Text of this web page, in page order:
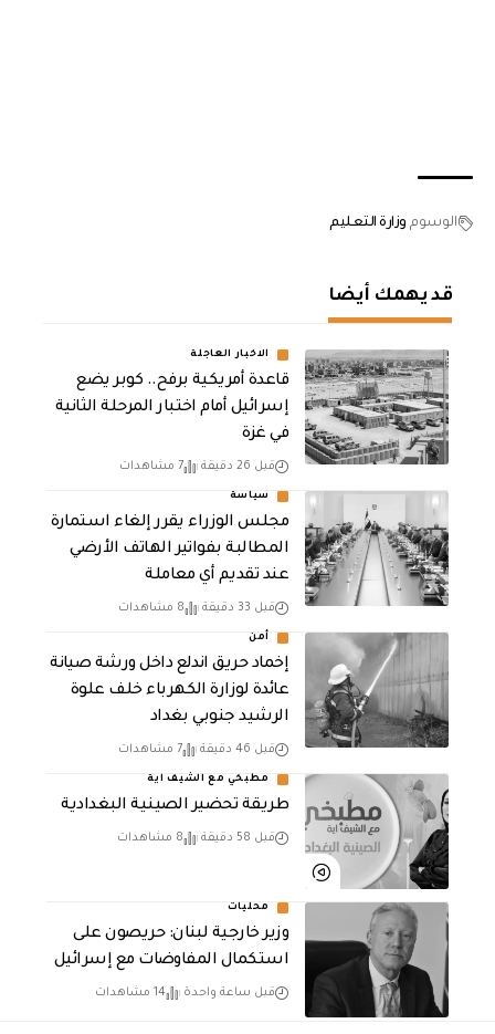
الوسوم وزارة التعليم
قد يهمك أيضا
الاخبار العاجلة
قاعدة أمريكية برفح.. كوبر يضع
إسرائيل أمام اختبار المرحلة الثانية
في غزة
قبل 26 دقيقة 7 مشاهدات
سياسة
مجلس الوزراء يقرر إلغاء استمارة
المطالبة بفواتير الهاتف الأرضي
عند تقديم أي معاملة
قبل 33 دقيقة 8 مشاهدات
أمن
إخماد حريق اندلع داخل ورشة صيانة
عائدة لوزارة الكهرباء خلف علوة
الرشيد جنوبي بغداد
قبل 46 دقيقة 7 مشاهدات
مطبخي مع الشيف اية
طريقة تحضير الصينية البغدادية
قبل 58 دقيقة 8 مشاهدات
محليات
وزير خارجية لبنان: حريصون على
استكمال المفاوضات مع إسرائيل
قبل ساعة واحدة 14 مشاهدات